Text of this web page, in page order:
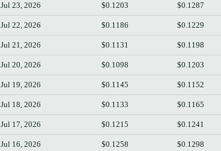
Jul 23, 2026 $0.1203 $0.1287
Jul 22, 2026 $0.1186 $0.1229
Jul 21, 2026 $0.1131 $0.1198
Jul 20, 2026 $0.1098 $0.1203
Jul 19, 2026 $0.1145 $0.1152
Jul 18, 2026 $0.1133 $0.1165
Jul 17, 2026 $0.1215 $0.1241
Jul 16, 2026 $0.1258 $0.1298